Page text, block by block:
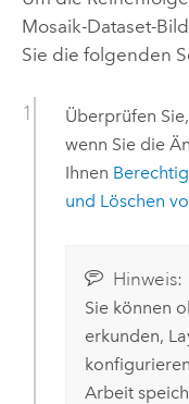
Mosaik-Dataset-
Sie die folgenden
Überprüfen
wenn Sie die
Ihnen
und Löschen
Hinweis:
Sie können
erkunden,
Arbeit